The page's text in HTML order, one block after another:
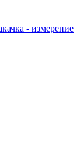
- измерение